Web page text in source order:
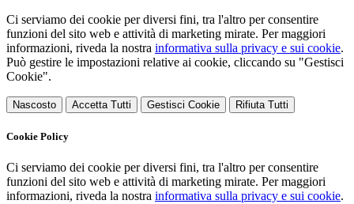
Ci serviamo dei cookie per diversi fini, tra l'altro per consentire
funzioni del sito web e attività di marketing mirate. Per maggiori
informazioni, riveda la nostra informativa sulla privacy e sui cookie.
Può gestire le impostazioni relative ai cookie, cliccando su "Gestisci
Cookie".
Nascosto Accetta Tutti Gestisci Cookie Rifiuta Tutti
Cookie Policy
Ci serviamo dei cookie per diversi fini, tra l'altro per consentire
funzioni del sito web e attività di marketing mirate. Per maggiori
informazioni, riveda la nostra informativa sulla privacy e sui cookie.